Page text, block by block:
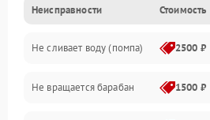
Электропитание
Водоснабжение
Слив
Неисправности Стоимость
Не сливает воду (помпа) 2500 ₽
Не вращается барабан 1500 ₽